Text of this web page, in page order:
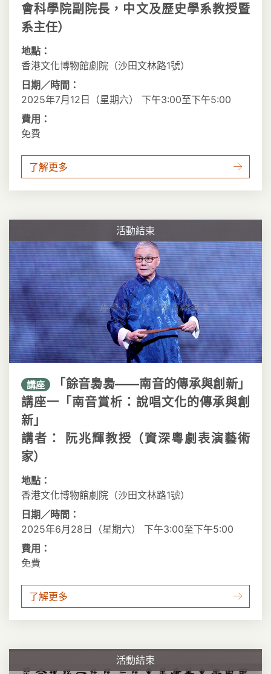
會科學院副院長，中文及歷史學系教授暨
系主任）
地點：
香港文化博物館劇院（沙田文林路1號）
日期／時間：
2025年7月12日（星期六） 下午3:00至下午5:00
費用：
免費
了解更多
活動結束
講座
「餘音裊裊——南音的傳承與創新」
講座一「南音賞析：說唱文化的傳承與創
新」
講者： 阮兆輝教授（資深粵劇表演藝術
家）
地點：
香港文化博物館劇院（沙田文林路1號）
日期／時間：
2025年6月28日（星期六） 下午3:00至下午5:00
費用：
免費
了解更多
活動結束